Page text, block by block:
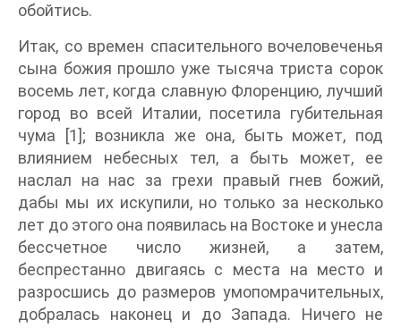
обойтись.
Итак, со времен спасительного вочеловеченья
сына божия прошло уже тысяча триста сорок
восемь лет, когда славную Флоренцию, лучший
город во всей Италии, посетила губительная
чума [1]; возникла же она, быть может, под
влиянием небесных тел, а быть может, ее
наслал на нас за грехи правый гнев божий,
дабы мы их искупили, но только за несколько
лет до этого она появилась на Востоке и унесла
бессчетное число жизней, а затем,
беспрестанно двигаясь с места на место и
разросшись до размеров умопомрачительных,
добралась наконец и до Запада. Ничего не